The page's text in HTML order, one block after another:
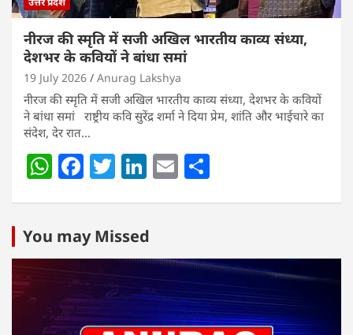
नीरज की स्मृति में सजी अखिल भारतीय काव्य संध्या,
देशभर के कवियों ने बांधा समां
19 July 2026 Anurag Lakshya
नीरज की स्मृति में सजी अखिल भारतीय काव्य संध्या, देशभर के कवियों
ने बांधा समां राष्ट्रीय कवि सुरेंद्र शर्मा ने दिया प्रेम, शांति और भाईचारे का
संदेश, देर रात…
W
s
A
p
p
F
e
b
o
o
T
er
Li
e
dI
n
E
You may Missed